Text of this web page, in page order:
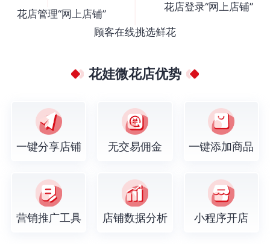
花店管理“网上店铺”
顾客在线挑选鲜花
花店登录“网上店铺”
花娃微花店优势
一键分享店铺 无交易佣金 一键添加商品
营销推广工具 店铺数据分析 小程序开店